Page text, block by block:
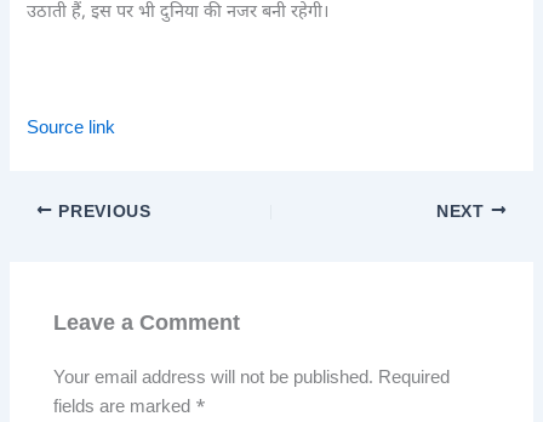
उठाती हैं, इस पर भी दुनिया की नजर बनी रहेगी।
Source link
PREVIOUS NEXT
Leave a Comment
Your email address will not be published. Required
fields are marked *